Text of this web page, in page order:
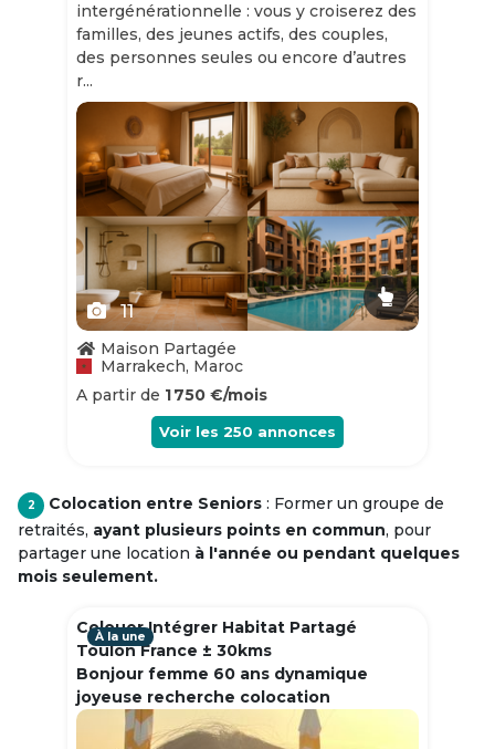
intergénérationnelle : vous y croiserez des
familles, des jeunes actifs, des couples,
des personnes seules ou encore d’autres
r...
Slide 1 of 11
11
Maison Partagée
Marrakech, Maroc
A partir de 1 750 €/mois
Voir les 250 annonces
2 Colocation entre Seniors : Former un groupe de
retraités, ayant plusieurs points en commun, pour
partager une location à l'année ou pendant quelques
mois seulement.
Colouer Intégrer Habitat Partagé
Toulon France ± 30kms
Bonjour femme 60 ans dynamique
joyeuse recherche colocation
À la une